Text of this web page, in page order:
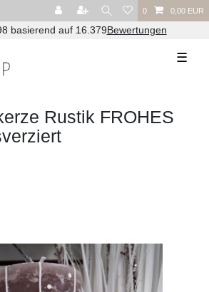
0 0,00 EUR
basierend auf 16.379Bewertungen
☰
Rustik FROHES